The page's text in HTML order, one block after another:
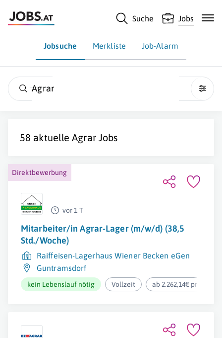
Suche Jobs
Jobsuche Merkliste Job-Alarm
Agrar
58 aktuelleAgrarJobs
Direktbewerbung
vor 1 T
Mitarbeiter/in Agrar-Lager (m/w/d) (38,5
Std./Woche)
Raiffeisen-Lagerhaus Wiener Becken eGen
Guntramsdorf
kein Lebenslauf nötig Vollzeit ab 2.262,14€ pro